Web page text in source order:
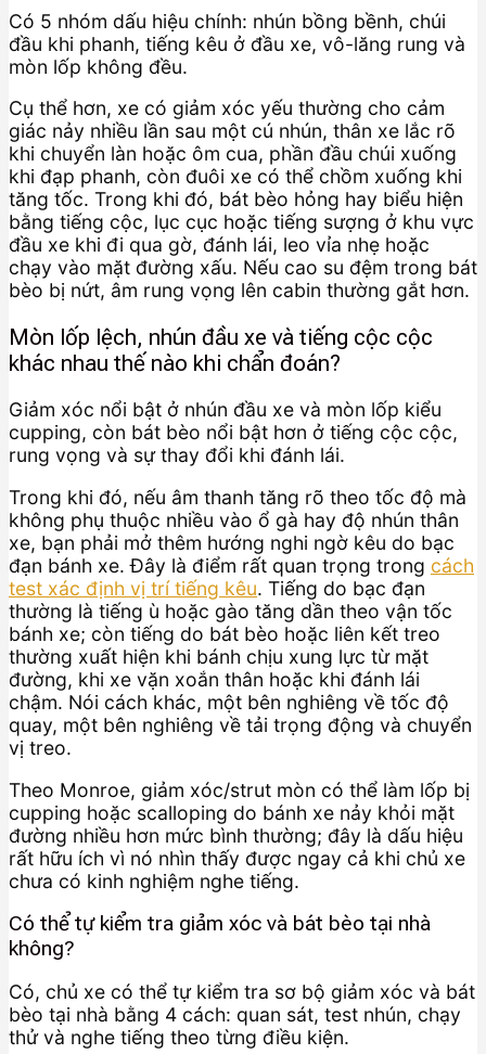
Có 5 nhóm dấu hiệu chính: nhún bồng bềnh, chúi
đầu khi phanh, tiếng kêu ở đầu xe, vô-lăng rung và
mòn lốp không đều.
Cụ thể hơn, xe có giảm xóc yếu thường cho cảm
giác nảy nhiều lần sau một cú nhún, thân xe lắc rõ
khi chuyển làn hoặc ôm cua, phần đầu chúi xuống
khi đạp phanh, còn đuôi xe có thể chồm xuống khi
tăng tốc. Trong khi đó, bát bèo hỏng hay biểu hiện
bằng tiếng cộc, lục cục hoặc tiếng sượng ở khu vực
đầu xe khi đi qua gờ, đánh lái, leo vỉa nhẹ hoặc
chạy vào mặt đường xấu. Nếu cao su đệm trong bát
bèo bị nứt, âm rung vọng lên cabin thường gắt hơn.
Mòn lốp lệch, nhún đầu xe và tiếng cộc cộc
khác nhau thế nào khi chẩn đoán?
Giảm xóc nổi bật ở nhún đầu xe và mòn lốp kiểu
cupping, còn bát bèo nổi bật hơn ở tiếng cộc cộc,
rung vọng và sự thay đổi khi đánh lái.
Trong khi đó, nếu âm thanh tăng rõ theo tốc độ mà
không phụ thuộc nhiều vào ổ gà hay độ nhún thân
xe, bạn phải mở thêm hướng nghi ngờ kêu do bạc
đạn bánh xe. Đây là điểm rất quan trọng trong cách
test xác định vị trí tiếng kêu. Tiếng do bạc đạn
thường là tiếng ù hoặc gào tăng dần theo vận tốc
bánh xe; còn tiếng do bát bèo hoặc liên kết treo
thường xuất hiện khi bánh chịu xung lực từ mặt
đường, khi xe vặn xoắn thân hoặc khi đánh lái
chậm. Nói cách khác, một bên nghiêng về tốc độ
quay, một bên nghiêng về tải trọng động và chuyển
vị treo.
Theo Monroe, giảm xóc/strut mòn có thể làm lốp bị
cupping hoặc scalloping do bánh xe nảy khỏi mặt
đường nhiều hơn mức bình thường; đây là dấu hiệu
rất hữu ích vì nó nhìn thấy được ngay cả khi chủ xe
chưa có kinh nghiệm nghe tiếng.
Có thể tự kiểm tra giảm xóc và bát bèo tại nhà
không?
Có, chủ xe có thể tự kiểm tra sơ bộ giảm xóc và bát
bèo tại nhà bằng 4 cách: quan sát, test nhún, chạy
thử và nghe tiếng theo từng điều kiện.